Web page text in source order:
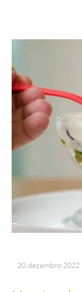
20 dezembro 2022